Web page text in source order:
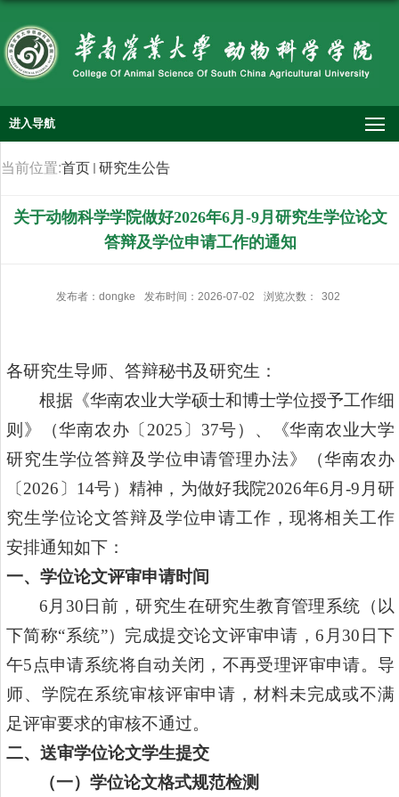
进入导航
当前位置:首页 研究生公告
关于动物科学学院做好2026年6月-9月研究生学位论文
答辩及学位申请工作的通知
发布者：dongke 发布时间：2026-07-02 浏览次数： 302
各研究生导师、答辩秘书及研究生：
根据《华南农业大学硕士和博士学位授予工作细
则》（华南农办〔 2025 〕 37号）、《华南农业大学
研究生学位答辩及学位申请管理办法》（华南农办
〔2026 〕 14号）精神，为做好我院2026年6月-9 月研
究生学位论文答辩及学位申请工作，现将相关工作
安排通知如下：
一、学位论文评审申请时间
6月 30 日前，研究生在研究生教育管理系统（以
下简称“系统”）完成提交论文评审申请，6 月 30 日下
午5点申请系统将自动关闭，不再受理评审申请。导
师、学院在系统审核评审申请，材料未完成或不满
足评审要求的审核不通过。
二、送审学位论文学生提交
（一） 学位论文格式规范检测